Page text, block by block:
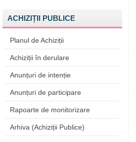
ACHIZIȚII PUBLICE
Planul de Achiziții
Achiziții în derulare
Anunțuri de intenție
Anunțuri de participare
Rapoarte de monitorizare
Arhiva (Achiziții Publice)